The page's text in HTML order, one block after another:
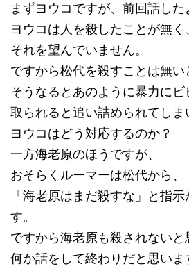
まずヨウコですが、前回話した
ヨウコは人を殺したことが無
それを望んでいません。
ですから松代を殺すことは無い
そうなるとあのように暴力にビ
取られると追い詰められてしま
ヨウコはどう対応するのか？
一方海老原のほうですが、
おそらくルーマーは松代から、
「海老原はまだ殺すな」と指
す。
ですから海老原も殺されないと
何か話をして終わりだと思いま